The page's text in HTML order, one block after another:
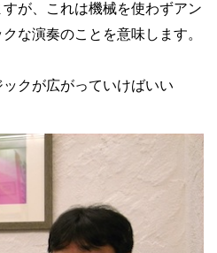
が、これは機械を使わずアン
な演奏のことを意味します。
クが広がっていけばいい